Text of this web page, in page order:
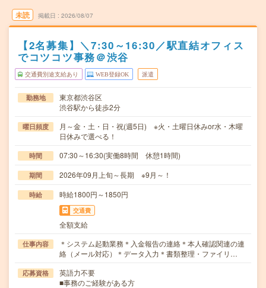
未読 掲載日 2026/08/07
【2名募集】＼7:30～16:30／駅直結オフィス
でコツコツ事務＠渋谷
交通費別途支給あり WEB登録OK 派遣
勤務地
東京都渋谷区
渋谷駅から徒歩2分
曜日頻度
月～金・土・日・祝(週5日) ※火・土曜日休みor水・木曜
日休みで選べる！
時間 07:30～16:30(実働8時間 休憩1時間)
期間 2026年09月上旬～長期 ※9月～！
時給 時給1800円～1850円
交通費
全額支給
仕事内容
＊システム起動業務＊入金報告の連絡＊本人確認関連の連
絡（メール対応）＊データ入力＊書類整理・ファイリ…
応募資格
英語力不要
■事務のご経験がある方